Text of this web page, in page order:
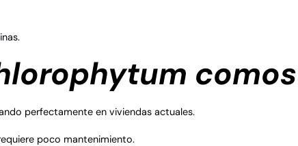
perfectamente en viviendas actuales.
poco mantenimiento.